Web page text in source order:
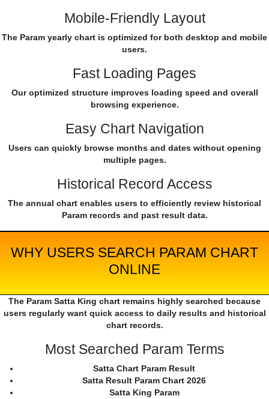
Mobile-Friendly Layout
The Param yearly chart is optimized for both desktop and mobile
users.
Fast Loading Pages
Our optimized structure improves loading speed and overall
browsing experience.
Easy Chart Navigation
Users can quickly browse months and dates without opening
multiple pages.
Historical Record Access
The annual chart enables users to efficiently review historical
Param records and past result data.
WHY USERS SEARCH PARAM CHART
ONLINE
The Param Satta King chart remains highly searched because
users regularly want quick access to daily results and historical
chart records.
Most Searched Param Terms
Satta Chart Param Result
Satta Result Param Chart 2026
Satta King Param